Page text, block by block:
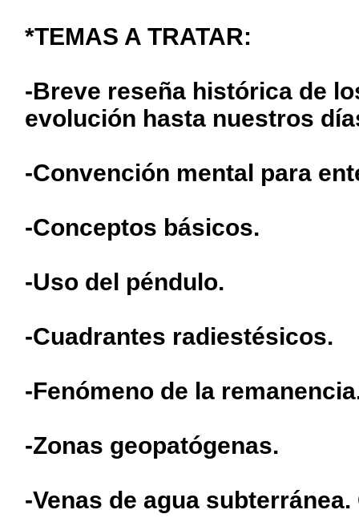
*TEMAS A TRATAR:
-Breve reseña histórica de
evolución hasta nuestros
-Convención mental para
-Conceptos básicos.
-Uso del péndulo.
-Cuadrantes radiestésicos.
-Fenómeno de la
-Zonas geopatógenas.
-Venas de agua